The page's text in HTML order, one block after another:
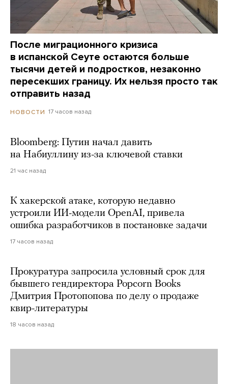
После миграционного кризиса
в испанской Сеуте остаются больше
тысячи детей и подростков, незаконно
пересекших границу. Их нельзя просто так
отправить назад
НОВОСТИ 17 часов назад
Bloomberg: Путин начал давить
на Набиуллину из-за ключевой ставки
21 час назад
К хакерской атаке, которую недавно
устроили ИИ-модели OpenAI, привела
ошибка разработчиков в постановке задачи
17 часов назад
Прокуратура запросила условный срок для
бывшего гендиректора Popcorn Books
Дмитрия Протопопова по делу о продаже
квир-литературы
18 часов назад